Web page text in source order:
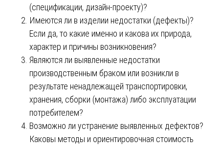
(спецификации, дизайн-проекту)?
Имеются ли в изделии недостатки (дефекты)?
Если да, то какие именно и какова их природа,
характер и причины возникновения?
Являются ли выявленные недостатки
производственным браком или возникли в
результате ненадлежащей транспортировки,
хранения, сборки (монтажа) либо эксплуатации
потребителем?
Возможно ли устранение выявленных дефектов?
Каковы методы и ориентировочная стоимость